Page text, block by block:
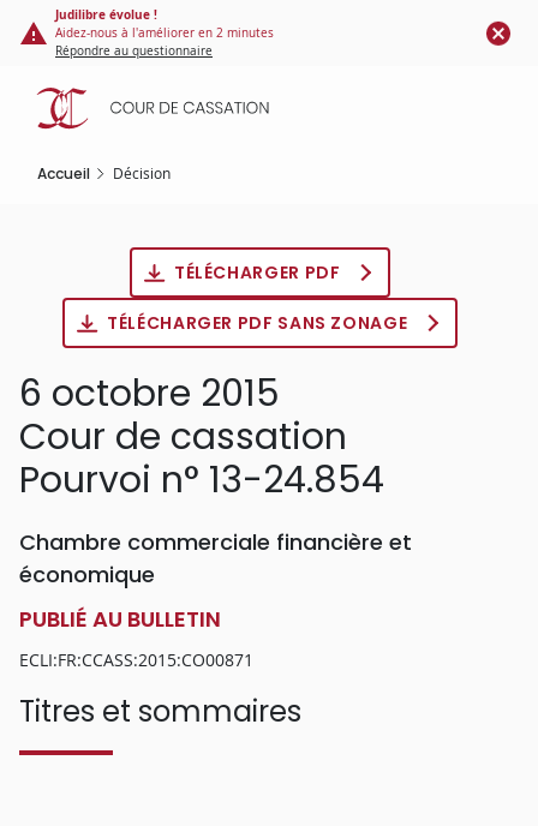
Panneau de gestion des cookies
contenu
principal
Judilibre évolue !
Aidez-nous à l'améliorer en 2 minutes
Répondre au questionnaire
Accueil Décision
TÉLÉCHARGER PDF
TÉLÉCHARGER PDF SANS ZONAGE
6 octobre 2015
Cour de cassation
Pourvoi n° 13-24.854
Chambre commerciale financière et
économique
PUBLIÉ AU BULLETIN
ECLI:FR:CCASS:2015:CO00871
Titres et sommaires